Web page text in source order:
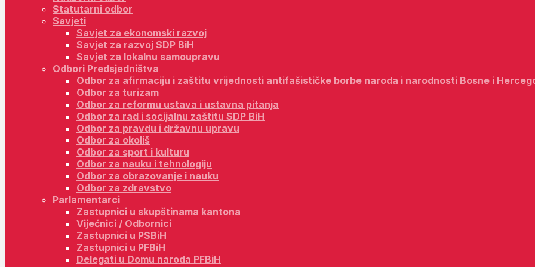
Statutarni odbor
Savjeti
Savjet za ekonomski razvoj
Savjet za razvoj SDP BiH
Savjet za lokalnu samoupravu
Odbori Predsjedništva
Odbor za afirmaciju i zaštitu vrijednosti antifašističke borbe naroda i narodnosti Bosne i
Odbor za turizam
Odbor za reformu ustava i ustavna pitanja
Odbor za rad i socijalnu zaštitu SDP BiH
Odbor za pravdu i državnu upravu
Odbor za okoliš
Odbor za sport i kulturu
Odbor za nauku i tehnologiju
Odbor za obrazovanje i nauku
Odbor za zdravstvo
Parlamentarci
Zastupnici u skupštinama kantona
Vijećnici / Odbornici
Zastupnici u PSBiH
Zastupnici u PFBiH
Delegati u Domu naroda PFBiH